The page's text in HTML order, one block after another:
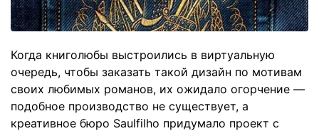
Когда книголюбы выстроились в виртуальную
очередь, чтобы заказать такой дизайн по мотивам
своих любимых романов, их ожидало огорчение —
подобное производство не существует, а
креативное бюро Saulfilho придумало проект с